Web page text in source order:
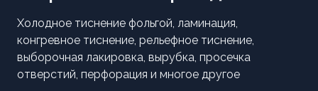
Холодное тиснение фольгой, ламинация,
конгревное тиснение, рельефное тиснение,
выборочная лакировка, вырубка, просечка
отверстий, перфорация и многое другое